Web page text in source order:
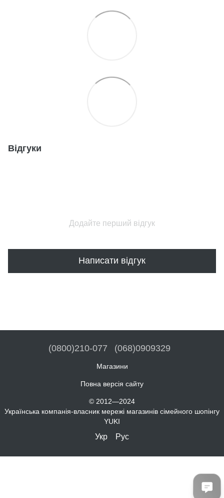
Відгуки
Додайте перший відгук
Написати відгук
(0800)210-077 (068)0909329
Магазини
Повна версія сайту
© 2012—2024
Українська компанія-власник мережі магазинів сімейного шопінгу
YUKI
Укр Рус